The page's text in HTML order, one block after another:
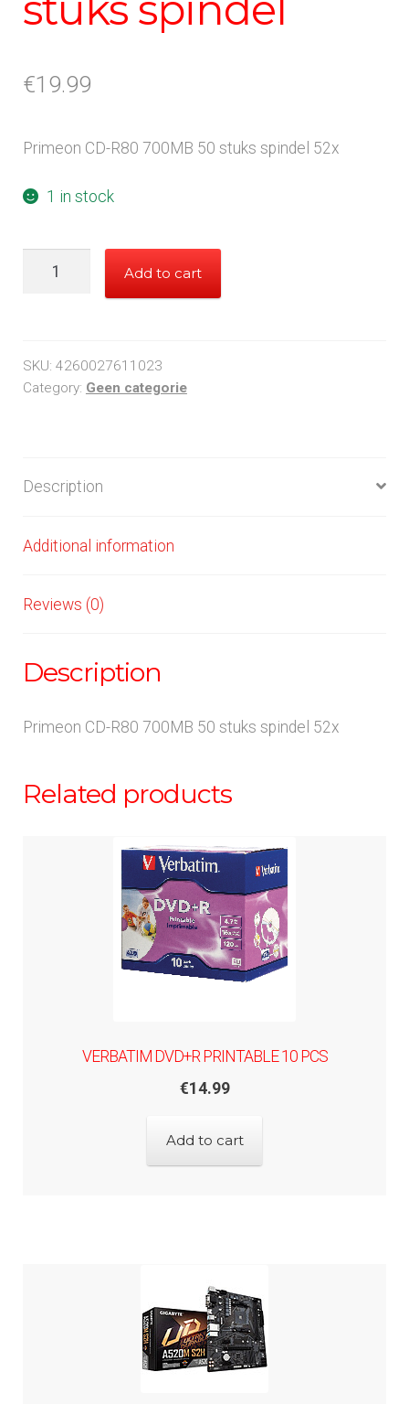
€19.99
Primeon CD-R80 700MB 50 stuks spindel 52x
1 in stock
stuks
spindel
Add to cart
SKU: 4260027611023
Category: Geen categorie
Description
Additional information
Reviews (0)
Description
Primeon CD-R80 700MB 50 stuks spindel 52x
Related products
VERBATIM DVD+R PRINTABLE 10 PCS
€14.99
Add to cart